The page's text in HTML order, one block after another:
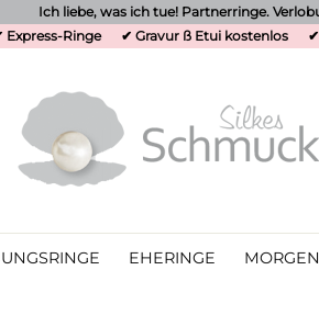
Ich liebe, was ich tue! Partnerringe.
Express-Ringe
✔ Gravur ß Etui kostenlos
EHERINGE